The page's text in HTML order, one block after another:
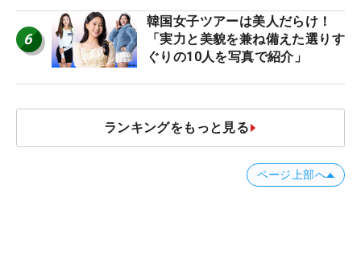
6
韓国女子ツアーは美人だらけ！
「実力と美貌を兼ね備えた選りす
ぐりの10人を写真で紹介」
ランキングをもっと見る
ページ上部へ